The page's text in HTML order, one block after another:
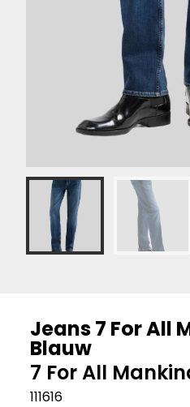
Jeans 7 For All
Blauw
7 For All
111616